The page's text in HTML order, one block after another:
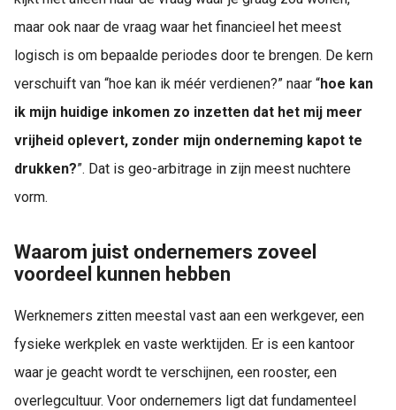
maar ook naar de vraag waar het financieel het meest
logisch is om bepaalde periodes door te brengen. De kern
verschuift van “hoe kan ik méér verdienen?” naar “hoe kan
ik mijn huidige inkomen zo inzetten dat het mij meer
vrijheid oplevert, zonder mijn onderneming kapot te
drukken?”. Dat is geo-arbitrage in zijn meest nuchtere
vorm.
Waarom juist ondernemers zoveel
voordeel kunnen hebben
Werknemers zitten meestal vast aan een werkgever, een
fysieke werkplek en vaste werktijden. Er is een kantoor
waar je geacht wordt te verschijnen, een rooster, een
overlegcultuur. Voor ondernemers ligt dat fundamenteel